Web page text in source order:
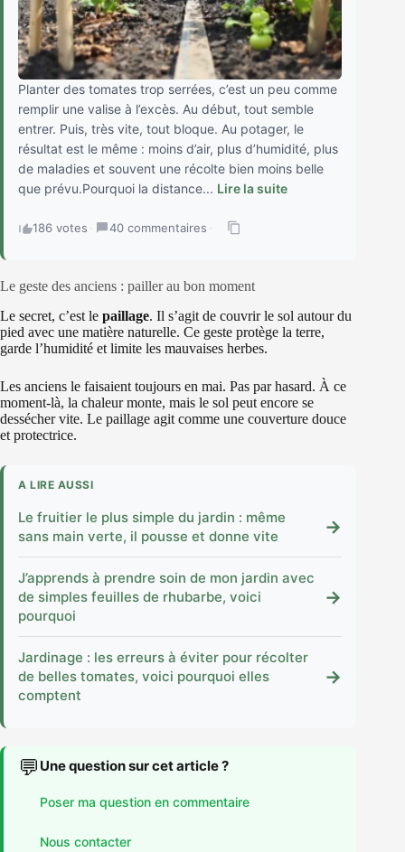
Planter des tomates trop serrées, c’est un peu comme
remplir une valise à l’excès. Au début, tout semble
entrer. Puis, très vite, tout bloque. Au potager, le
résultat est le même : moins d’air, plus d’humidité, plus
de maladies et souvent une récolte bien moins belle
que prévu.Pourquoi la distance... Lire la suite
186 votes · 40 commentaires ·
Le geste des anciens : pailler au bon moment
Le secret, c’est le paillage. Il s’agit de couvrir le sol autour du
pied avec une matière naturelle. Ce geste protège la terre,
garde l’humidité et limite les mauvaises herbes.
Les anciens le faisaient toujours en mai. Pas par hasard. À ce
moment-là, la chaleur monte, mais le sol peut encore se
dessécher vite. Le paillage agit comme une couverture douce
et protectrice.
A LIRE AUSSI
Le fruitier le plus simple du jardin : même
sans main verte, il pousse et donne vite
→
J’apprends à prendre soin de mon jardin avec
de simples feuilles de rhubarbe, voici
pourquoi
→
Jardinage : les erreurs à éviter pour récolter
de belles tomates, voici pourquoi elles
comptent
→
💬 Une question sur cet article ?
Poser ma question en commentaire
Nous contacter